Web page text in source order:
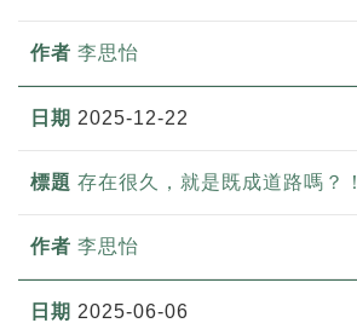
李思怡
2025-12-22
存在很久，就是既成道路嗎？！
李思怡
2025-06-06